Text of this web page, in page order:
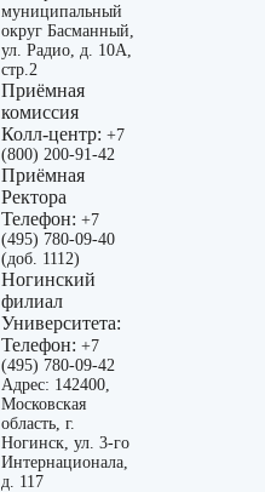
муниципальный
округ Басманный,
ул. Радио, д. 10А,
стр.2
Приёмная
комиссия
Колл-центр: +7
(800) 200-91-42
Приёмная
Ректора
Телефон: +7
(495) 780-09-40
(доб. 1112)
Ногинский
филиал
Университета:
Телефон: +7
(495) 780-09-42
Адрес: 142400,
Московская
область, г.
Ногинск, ул. 3-го
Интернационала,
д. 117